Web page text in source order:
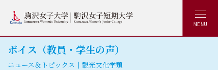
MENU
ボイス（教員・学生の声）
ニュース＆トピックス｜観光文化学類